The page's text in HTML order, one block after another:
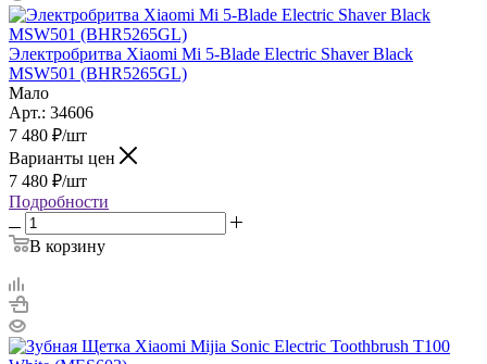
Электробритва Xiaomi Mi 5-Blade Electric Shaver Black
MSW501 (BHR5265GL)
Мало
Арт.: 34606
7 480 ₽/шт
Варианты цен
7 480 ₽/шт
Подробности
В корзину